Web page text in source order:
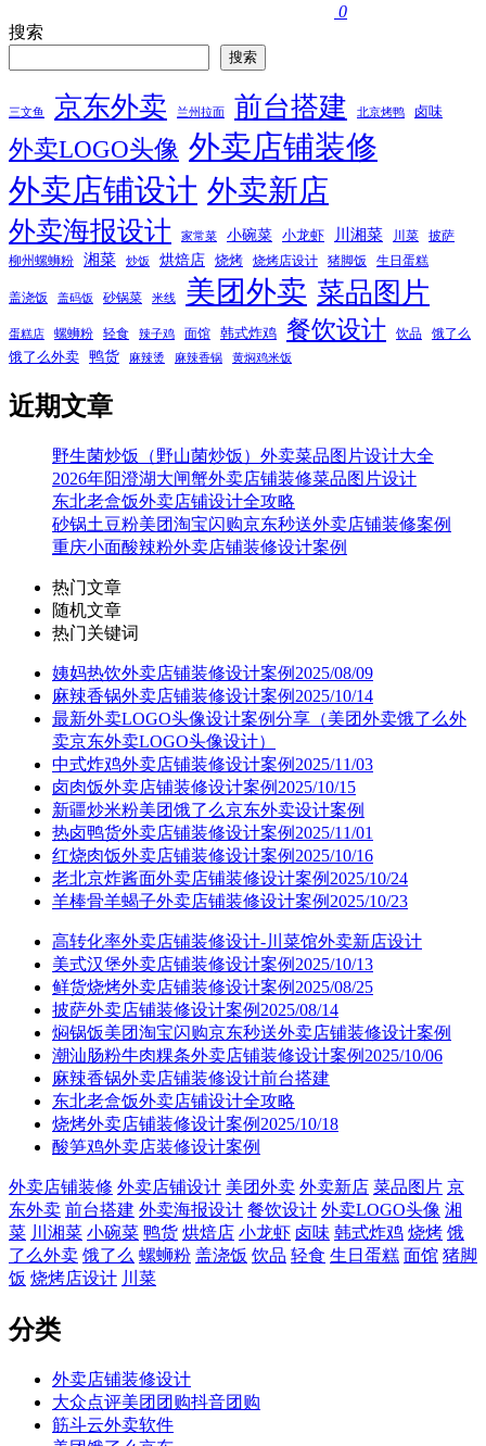
0
搜索
搜索
三文鱼 京东外卖 兰州拉面 前台搭建 北京烤鸭 卤味
外卖LOGO头像 外卖店铺装修
外卖店铺设计 外卖新店
外卖海报设计 家常菜 小碗菜 小龙虾 川湘菜 川菜
披萨
柳州螺蛳粉
湘菜 炒饭 烘焙店 烧烤 烧烤店设计 猪脚饭 生日蛋糕
盖浇饭 盖码饭 砂锅菜 米线 美团外卖 菜品图片
蛋糕店 螺蛳粉 轻食 辣子鸡 面馆 韩式炸鸡 餐饮设计 饮品 饿了么
饿了么外卖 鸭货 麻辣烫 麻辣香锅 黄焖鸡米饭
近期文章
野生菌炒饭（野山菌炒饭）外卖菜品图片设计大全
2026年阳澄湖大闸蟹外卖店铺装修菜品图片设计
东北老盒饭外卖店铺设计全攻略
砂锅土豆粉美团淘宝闪购京东秒送外卖店铺装修案例
重庆小面酸辣粉外卖店铺装修设计案例
热门文章
随机文章
热门关键词
姨妈热饮外卖店铺装修设计案例2025/08/09
麻辣香锅外卖店铺装修设计案例2025/10/14
最新外卖LOGO头像设计案例分享（美团外卖饿了么外
卖京东外卖LOGO头像设计）
中式炸鸡外卖店铺装修设计案例2025/11/03
卤肉饭外卖店铺装修设计案例2025/10/15
新疆炒米粉美团饿了么京东外卖设计案例
热卤鸭货外卖店铺装修设计案例2025/11/01
红烧肉饭外卖店铺装修设计案例2025/10/16
老北京炸酱面外卖店铺装修设计案例2025/10/24
羊棒骨羊蝎子外卖店铺装修设计案例2025/10/23
高转化率外卖店铺装修设计-川菜馆外卖新店设计
美式汉堡外卖店铺装修设计案例2025/10/13
鲜货烧烤外卖店铺装修设计案例2025/08/25
披萨外卖店铺装修设计案例2025/08/14
焖锅饭美团淘宝闪购京东秒送外卖店铺装修设计案例
潮汕肠粉牛肉粿条外卖店铺装修设计案例2025/10/06
麻辣香锅外卖店铺装修设计前台搭建
东北老盒饭外卖店铺设计全攻略
烧烤外卖店铺装修设计案例2025/10/18
酸笋鸡外卖店装修设计案例
外卖店铺装修 外卖店铺设计 美团外卖 外卖新店 菜品图片 京
东外卖 前台搭建 外卖海报设计 餐饮设计 外卖LOGO头像 湘
菜 川湘菜 小碗菜 鸭货 烘焙店 小龙虾 卤味 韩式炸鸡 烧烤 饿
了么外卖 饿了么 螺蛳粉 盖浇饭 饮品 轻食 生日蛋糕 面馆 猪脚
饭 烧烤店设计 川菜
分类
外卖店铺装修设计
大众点评美团团购抖音团购
筋斗云外卖软件